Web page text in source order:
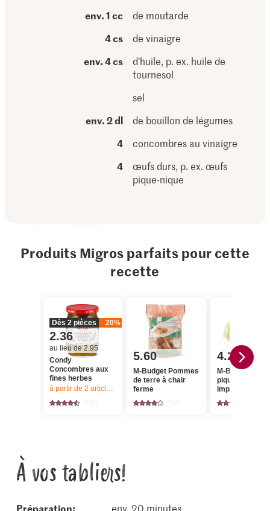
env. 1 cc
de moutarde
4 cs
de vinaigre
env. 4 cs
d’huile, p. ex. huile de
tournesol
sel
env. 2 dl
de bouillon de légumes
4
concombres au vinaigre
4
œufs durs, p. ex. œufs
pique-nique
Produits Migros parfaits pour cette
recette
Dès 2 pièces 20%
2.36
au lieu de 2.95
Condy
Concombres aux
fines herbes
à partir de 2 articles, Offre valable du 6.8 au 12.8.2026, jusqu’à
5.60
M-Budget Pommes
de terre à chair
ferme
4.25
M-Budget Œufs
pique-nique
importés,
au sol
À vos tabliers!
Préparation:
env. 20 minutes